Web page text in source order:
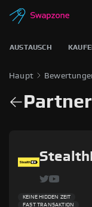
AUSTAUSCH
Haupt
Partner
KEINE HIDDEN ZEIT
FAST TRANSAKTION